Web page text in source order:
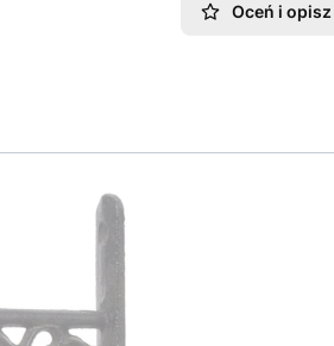
Oceń i opisz